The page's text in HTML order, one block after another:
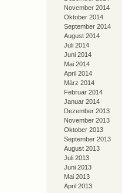
November 2014
Oktober 2014
September 2014
August 2014
Juli 2014
Juni 2014
Mai 2014
April 2014
März 2014
Februar 2014
Januar 2014
Dezember 2013
November 2013
Oktober 2013
September 2013
August 2013
Juli 2013
Juni 2013
Mai 2013
April 2013